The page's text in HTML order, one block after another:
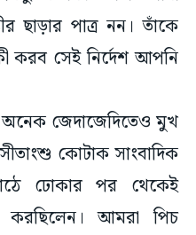
ছাড়ার পাত্র নন। তাঁকে
করব সেই নির্দেশ আপনি
অনেক জেদাজেদিতেও মুখ
কোটাক সাংবাদিক
ঢোকার পর থেকেই
করছিলেন। আমরা পিচ